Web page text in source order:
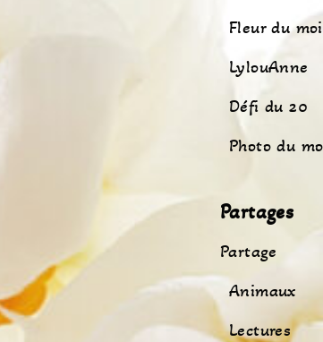
Fleur du
LylouAnne
Défi du 20
Photo du
Partages
Partage
Animaux
Lectures